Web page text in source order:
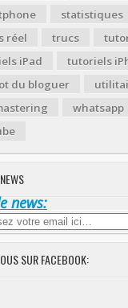
statistiques
réel
trucs
iPad
tutoriels
du bloguer
whatsapp
news:
SUR FACEBOOK: